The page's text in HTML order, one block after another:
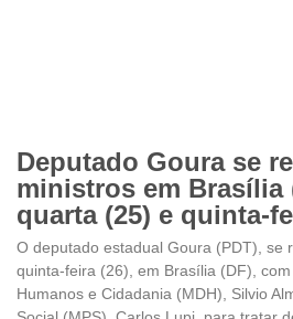
Deputado Goura se
ministros em Brasília
quarta (25) e quinta-
O deputado estadual Goura (PDT), se
quinta-feira (26), em Brasília (DF),
Humanos e Cidadania (MDH), Silvio